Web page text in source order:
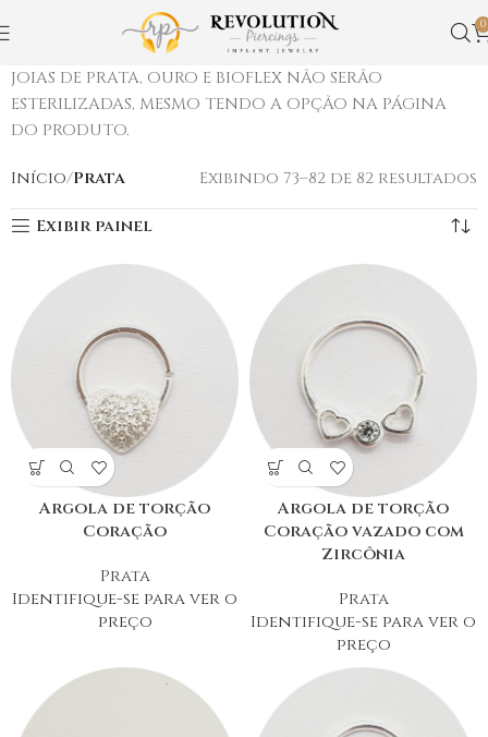
0
JOIAS DE PRATA, OURO E BIOFLEX NÃO SERÃO
ESTERILIZADAS, MESMO TENDO A OPÇÃO NA PÁGINA
DO PRODUTO.
Início Prata Exibindo 73–82 de 82 resultados
Exibir painel
Argola de torção
Coração
Prata
Identifique-se para ver o
preço
Argola de torção
Coração vazado com
Zircônia
Prata
Identifique-se para ver o
preço